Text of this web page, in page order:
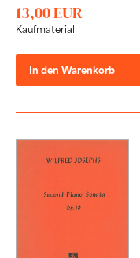
13,00 EUR
Kaufmaterial
In den Warenkorb